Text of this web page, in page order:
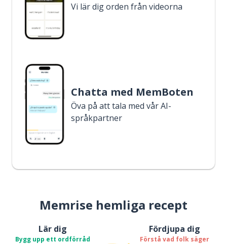
Vi lär dig orden från videorna
Chatta med MemBoten
Öva på att tala med vår AI-
språkpartner
Memrise hemliga recept
Lär dig
Bygg upp ett ordförråd
Fördjupa dig
Förstå vad folk säger